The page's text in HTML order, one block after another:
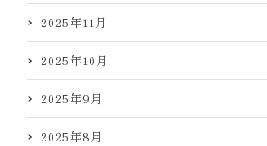
2025年11月
2025年10月
2025年9月
2025年8月